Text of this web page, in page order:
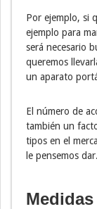
Por ejemplo, si
ejemplo para
será necesario
queremos
un aparato
El número de
también un
tipos en el
le pensemos dar.
Medidas